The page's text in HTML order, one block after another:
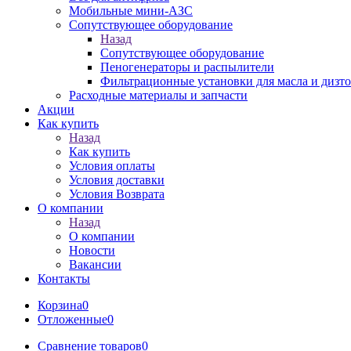
Мобильные мини-АЗС
Сопутствующее оборудование
Назад
Сопутствующее оборудование
Пеногенераторы и распылители
Фильтрационные установки для масла и
Расходные материалы и запчасти
Акции
Как купить
Назад
Как купить
Условия оплаты
Условия доставки
Условия Возврата
О компании
Назад
О компании
Новости
Вакансии
Контакты
Корзина0
Отложенные0
Сравнение товаров0